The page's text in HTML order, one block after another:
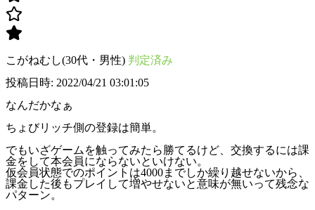
こがねむし(30代・男性) 判定済み
投稿日時: 2022/04/21 03:01:05
なんだかなぁ
ちょびリッチ側の登録は簡単。
でもいざゲームを触ってみたら勝てるけど、交換するには課
金をして本会員にならないといけない。
仮会員状態でのポイントは4000までしか繰り越せないから、
課金した後もプレイして増やせないと意味が無いって残念な
パターン。